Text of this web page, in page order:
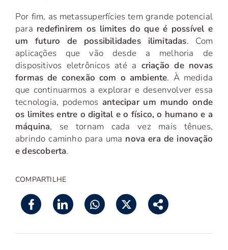
Por fim, as metassuperfícies tem grande potencial
para redefinirem os limites do que é possível e
um futuro de possibilidades ilimitadas. Com
aplicações que vão desde a melhoria de
dispositivos eletrônicos até a criação de novas
formas de conexão com o ambiente. À medida
que continuarmos a explorar e desenvolver essa
tecnologia, podemos antecipar um mundo onde
os limites entre o digital e o físico, o humano e a
máquina, se tornam cada vez mais tênues,
abrindo caminho para uma nova era de inovação
e descoberta.
COMPARTILHE